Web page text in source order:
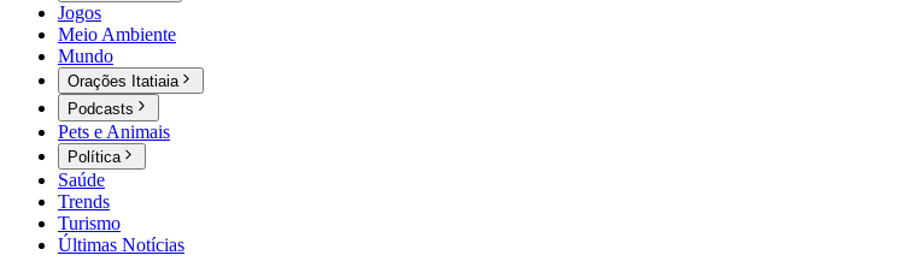
Jogos
Meio Ambiente
Mundo
Orações Itatiaia
Podcasts
Pets e Animais
Política
Saúde
Trends
Turismo
Últimas Notícias